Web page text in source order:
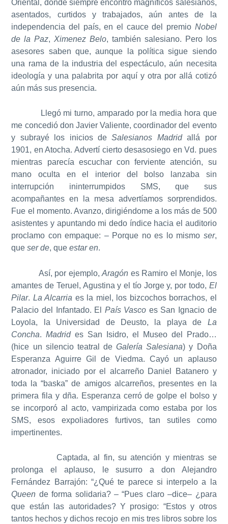
Oriental, donde siempre encontró magníficos salesianos,
asentados, curtidos y trabajados, aún antes de la
independencia del país, en el cauce del premio Nobel
de la Paz,Ximenez Belo, también salesiano. Pero los
asesores saben que, aunque la política sigue siendo
una rama de la industria del espectáculo, aún necesita
ideología y una palabrita por aquí y otra por allá cotizó
aún más sus presencia.
Llegó mi turno, amparado por la media hora que
me concedió don Javier Valiente, coordinador del evento
y subrayé los inicios deSalesianos Madridallá por
1901, en Atocha. Advertí cierto desasosiego en Vd. pues
mientras parecía escuchar con ferviente atención, su
mano oculta en el interior del bolso lanzaba sin
interrupción ininterrumpidos SMS, que sus
acompañantes en la mesa advertíamos sorprendidos.
Fue el momento. Avanzo, dirigiéndome a los más de 500
asistentes y apuntando mi dedo índice hacia el auditorio
proclamo con empaque: – Porque no es lo mismo ser,
queser de, queestar en.
Así, por ejemplo,Aragón es Ramiro el Monje, los
amantes de Teruel, Agustina y el tío Jorge y, por todo, El
Pilar. La Alcarria es la miel, los bizcochos borrachos, el
Palacio del Infantado. El País Vasco es San Ignacio de
Loyola, la Universidad de Deusto, la playa de La
Concha.Madrides San Isidro, el Museo del Prado…
(hice un silencio teatral deGalería Salesiana) y Doña
Esperanza Aguirre Gil de Viedma. Cayó un aplauso
atronador, iniciado por el alcarreño Daniel Batanero y
toda la “baska” de amigos alcarreños, presentes en la
primera fila y dña. Esperanza cerró de golpe el bolso y
se incorporó al acto, vampirizada como estaba por los
SMS, esos expoliadores furtivos, tan sutiles como
impertinentes.
Captada, al fin, su atención y mientras se
prolonga el aplauso, le susurro a don Alejandro
Fernández Barrajón: “¿Qué te parece si interpelo a la
Queen de forma solidaria? – “Pues claro –dice– ¿para
que están las autoridades? Y prosigo: “Estos y otros
tantos hechos y dichos recojo en mis tres libros sobre los